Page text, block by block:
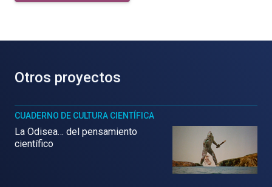
Otros proyectos
CUADERNO DE CULTURA CIENTÍFICA
La Odisea… del pensamiento
científico